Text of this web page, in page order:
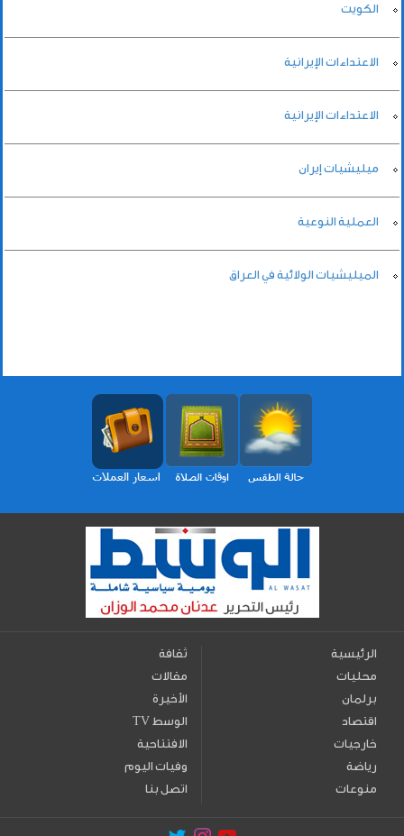
الكويت
الاعتداءات الإيرانية
الاعتداءات الإيرانية
ميليشيات إيران
العملية النوعية
الميليشيات الولائية في العراق
الرئيسية
محليات
برلمان
اقتصاد
خارجيات
رياضة
منوعات
ثقافة
مقالات
الأخيرة
TV الوسط
الافتتاحية
وفيات اليوم
اتصل بنا